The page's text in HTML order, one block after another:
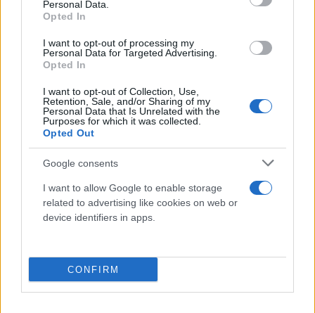
Personal Data.
Opted In
I want to opt-out of processing my
Personal Data for Targeted Advertising.
Opted In
I want to opt-out of Collection, Use,
Retention, Sale, and/or Sharing of my
Personal Data that Is Unrelated with the
Purposes for which it was collected.
Opted Out
Google consents
I want to allow Google to enable storage
related to advertising like cookies on web or
device identifiers in apps.
CONFIRM